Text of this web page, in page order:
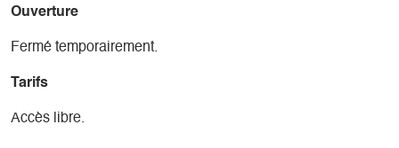
Ouverture
Fermé temporairement.
Tarifs
Accès libre.